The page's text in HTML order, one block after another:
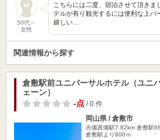
50代～
女性
こちらには二度、宿泊させて頂きま
テルが有り観光するには便利な上パ
嬉しい…
関連情報から探す
倉敷駅前ユニバーサルホテル（ユニ
ェーン）
-点/ 0 件
岡山県 / 倉敷市
吉備真備駅7.82km 倉敷駅
倉敷駅より800ｍ